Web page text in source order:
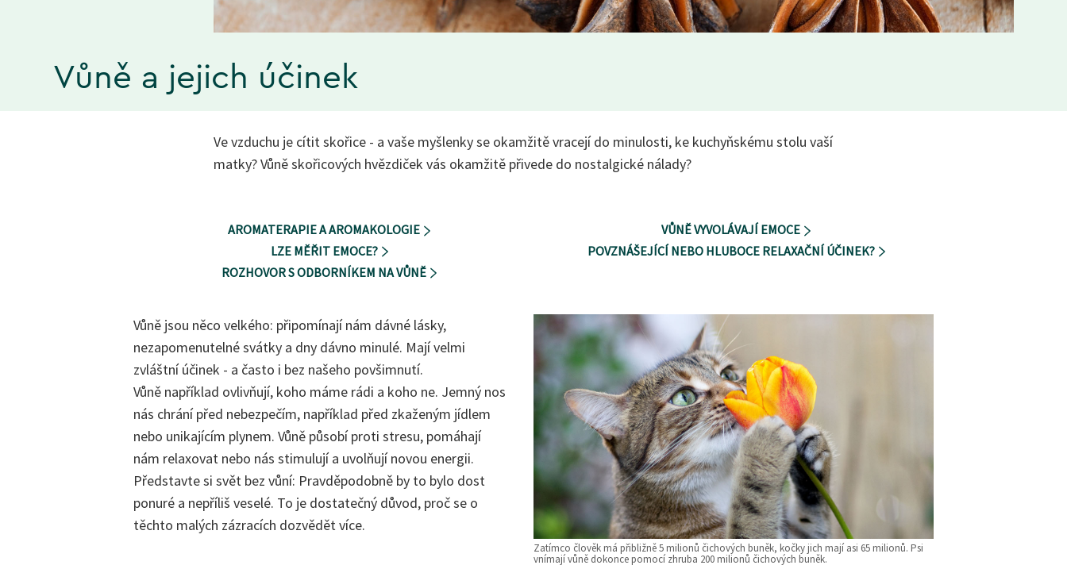
Vůně a jejich účinek
Ve vzduchu je cítit skořice - a vaše myšlenky se okamžitě vracejí do minulosti, ke kuchyňskému stolu vaší
matky? Vůně skořicových hvězdiček vás okamžitě přivede do nostalgické nálady?
AROMATERAPIE A AROMAKOLOGIE
VŮNĚ VYVOLÁVAJÍ EMOCE
LZE MĚŘIT EMOCE?
POVZNÁŠEJÍCÍ NEBO HLUBOCE RELAXAČNÍ ÚČINEK?
ROZHOVOR S ODBORNÍKEM NA VŮNĚ
Zatímco člověk má přibližně 5 milionů čichových buněk, kočky jich mají asi 65 milionů. Psi
vnímají vůně dokonce pomocí zhruba 200 milionů čichových buněk.
Vůně jsou něco velkého: připomínají nám dávné lásky,
nezapomenutelné svátky a dny dávno minulé. Mají velmi
zvláštní účinek - a často i bez našeho povšimnutí.
Vůně například ovlivňují, koho máme rádi a koho ne. Jemný nos
nás chrání před nebezpečím, například před zkaženým jídlem
nebo unikajícím plynem. Vůně působí proti stresu, pomáhají
nám relaxovat nebo nás stimulují a uvolňují novou energii.
Představte si svět bez vůní: Pravděpodobně by to bylo dost
ponuré a nepříliš veselé. To je dostatečný důvod, proč se o
těchto malých zázracích dozvědět více.